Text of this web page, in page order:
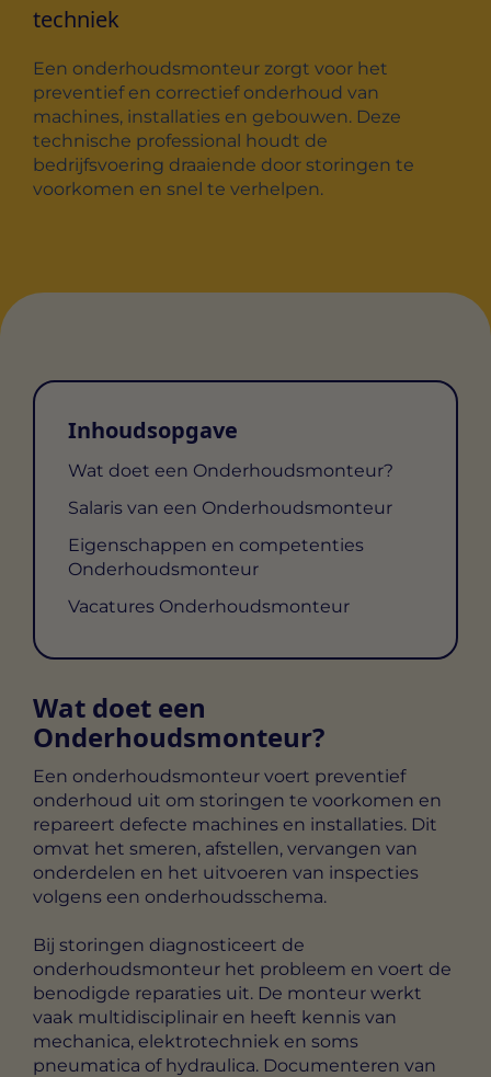
techniek
Een onderhoudsmonteur zorgt voor het
preventief en correctief onderhoud van
machines, installaties en gebouwen. Deze
technische professional houdt de
bedrijfsvoering draaiende door storingen te
voorkomen en snel te verhelpen.
Inhoudsopgave
Wat doet een Onderhoudsmonteur?
Salaris van een Onderhoudsmonteur
Eigenschappen en competenties
Onderhoudsmonteur
Vacatures Onderhoudsmonteur
Wat doet een
Onderhoudsmonteur?
Een onderhoudsmonteur voert preventief
onderhoud uit om storingen te voorkomen en
repareert defecte machines en installaties. Dit
omvat het smeren, afstellen, vervangen van
onderdelen en het uitvoeren van inspecties
volgens een onderhoudsschema.
Bij storingen diagnosticeert de
onderhoudsmonteur het probleem en voert de
benodigde reparaties uit. De monteur werkt
vaak multidisciplinair en heeft kennis van
mechanica, elektrotechniek en soms
pneumatica of hydraulica. Documenteren van